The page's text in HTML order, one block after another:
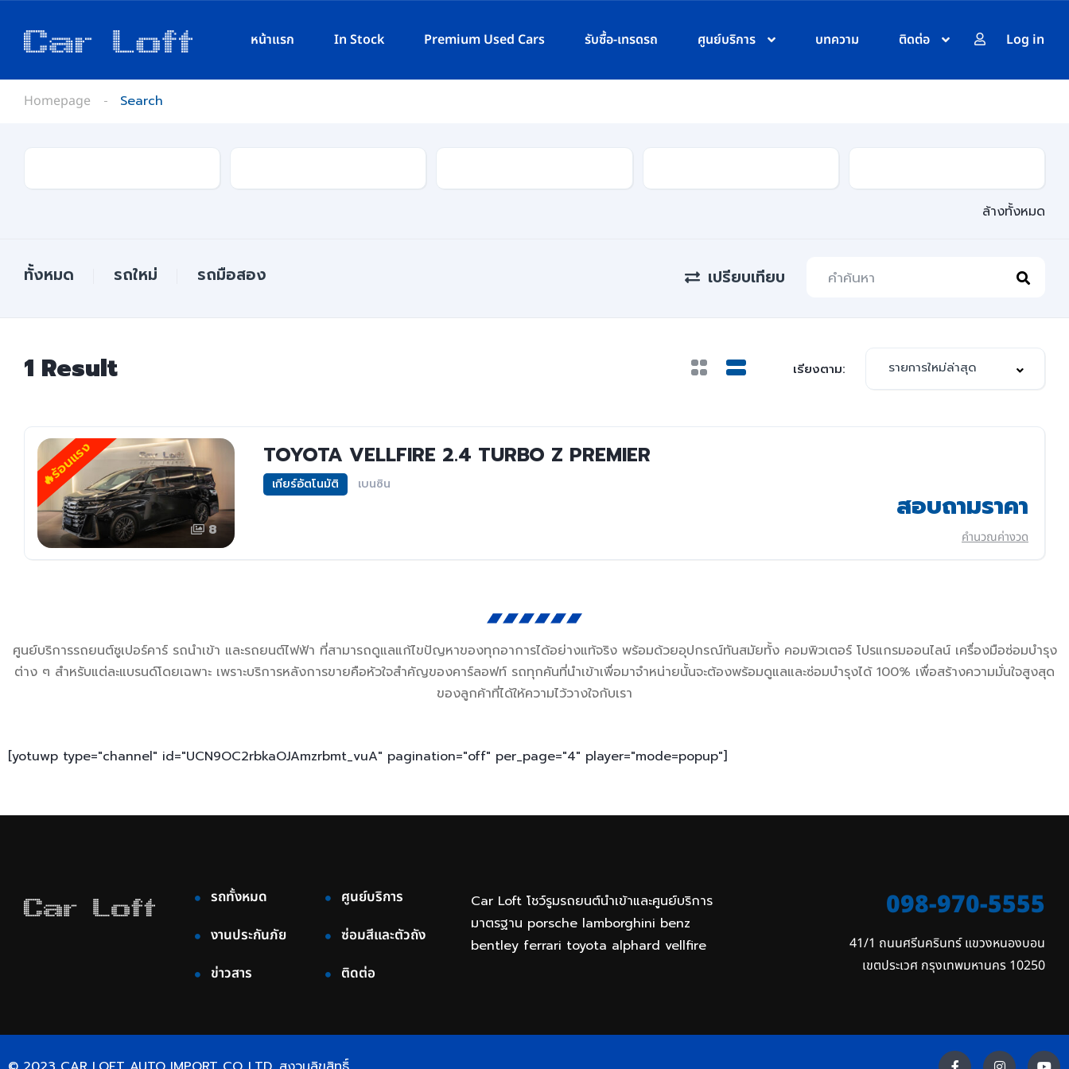
หน้าแรก In Stock Premium Used Cars รับซื้อ-เทรดรถ ศูนย์บริการ บทความ ติดต่อ Log in
Homepage Search
ล้างทั้งหมด
ทั้งหมด รถใหม่ รถมือสอง เปรียบเทียบ
1 Result เรียงตาม: รายการใหม่ล่าสุด
🔥ร้อนแรง
8
TOYOTA VELLFIRE 2.4 TURBO Z PREMIER
เกียร์อัตโนมัติ เบนซิน
สอบถามราคา
คำนวณค่างวด
ศูนย์บริการรถยนต์ซูเปอร์คาร์ รถนำเข้า และรถยนต์ไฟฟ้า ที่สามารถดูแลแก้ไขปัญหาของทุกอาการได้อย่างแท้จริง พร้อมด้วยอุปกรณ์ทันสมัยทั้ง คอมพิวเตอร์ โปรแกรมออนไลน์ เครื่องมือซ่อมบำรุง
ต่าง ๆ สำหรับแต่ละแบรนด์โดยเฉพาะ เพราะบริการหลังการขายคือหัวใจสำคัญของคาร์ลอฟท์ รถทุกคันที่นำเข้าเพื่อมาจำหน่ายนั้นจะต้องพร้อมดูแลและซ่อมบำรุงได้ 100% เพื่อสร้างความมั่นใจสูงสุด
ของลูกค้าที่ได้ให้ความไว้วางใจกับเรา
[yotuwp type="channel" id="UCN9OC2rbkaOJAmzrbmt_vuA" pagination="off" per_page="4" player="mode=popup"]
รถทั้งหมด
ศูนย์บริการ
งานประกันภัย
ซ่อมสีและตัวถัง
ข่าวสาร
ติดต่อ
Car Loft โชว์รูมรถยนต์นำเข้าและศูนย์บริการ
มาตรฐาน porsche lamborghini benz
bentley ferrari toyota alphard vellfire
098-970-5555
41/1 ถนนศรีนครินทร์ แขวงหนองบอน
เขตประเวศ กรุงเทพมหานคร 10250